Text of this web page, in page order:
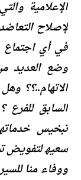
الإعلامیة
لإصلاح
في أي
وضع العدید
الاتھام..؟؟
السابق
تبخیس
سعیھ لتفویض
ووفاء منا